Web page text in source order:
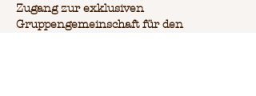
Zugang zur exklusiven
Gruppengemeinschaft für den